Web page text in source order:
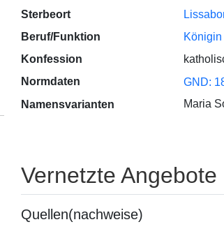
Sterbeort
Beruf/Funktion
Königin
Konfession
Normdaten
GND:
Namensvarianten
Maria
Vernetzte Angebote
Quellen(nachweise)